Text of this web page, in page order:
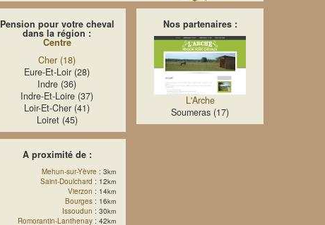
Pension pour votre cheval
dans la région :
Centre
Cher (18)
Eure-Et-Loir (28)
Indre (36)
Indre-Et-Loire (37)
Loir-Et-Cher (41)
Loiret (45)
A proximité de :
Mehun-sur-Yèvre : 3km
Saint-Doulchard : 12km
Vierzon : 14km
Bourges : 16km
Issoudun : 30km
Romorantin-Lanthenay : 42km
Nos partenaires :
L'Arche
Soumeras (17)